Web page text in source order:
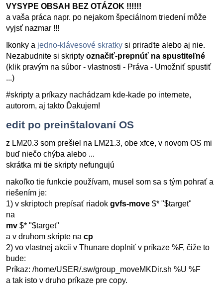
VYSYPE OBSAH BEZ OTÁZOK !!!!!!
a vaša práca napr. po nejakom špeciálnom triedení môže
vyjsť nazmar !!!
Ikonky a jedno-klávesové skratky si priraďte alebo aj nie.
Nezabudnite si skripty označiť-prepnúť na spustiteľné
(klik pravým na súbor - vlastnosti - Práva - Umožniť spustiť
...)
#skripty a príkazy nachádzam kde-kade po internete,
autorom, aj takto Ďakujem!
edit po preinštalovaní OS
z LM20.3 som prešiel na LM21.3, obe xfce, v novom OS mi
buď niečo chýba alebo ...
skrátka mi tie skripty nefungujú
nakoľko tie funkcie používam, musel som sa s tým pohrať a
riešením je:
1) v skriptoch prepísať riadok gvfs-move $* "$target"
na
mv $* "$target"
a v druhom skripte na cp
2) vo vlastnej akcii v Thunare doplniť v príkaze %F, čiže to
bude:
Príkaz: /home/USER/.sw/group_moveMKDir.sh %U %F
a tak isto v druho príkaze pre copy.